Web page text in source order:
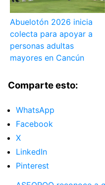
Abuelotón 2026 inicia
colecta para apoyar a
personas adultas
mayores en Cancún
Comparte esto:
WhatsApp
Facebook
X
LinkedIn
Pinterest